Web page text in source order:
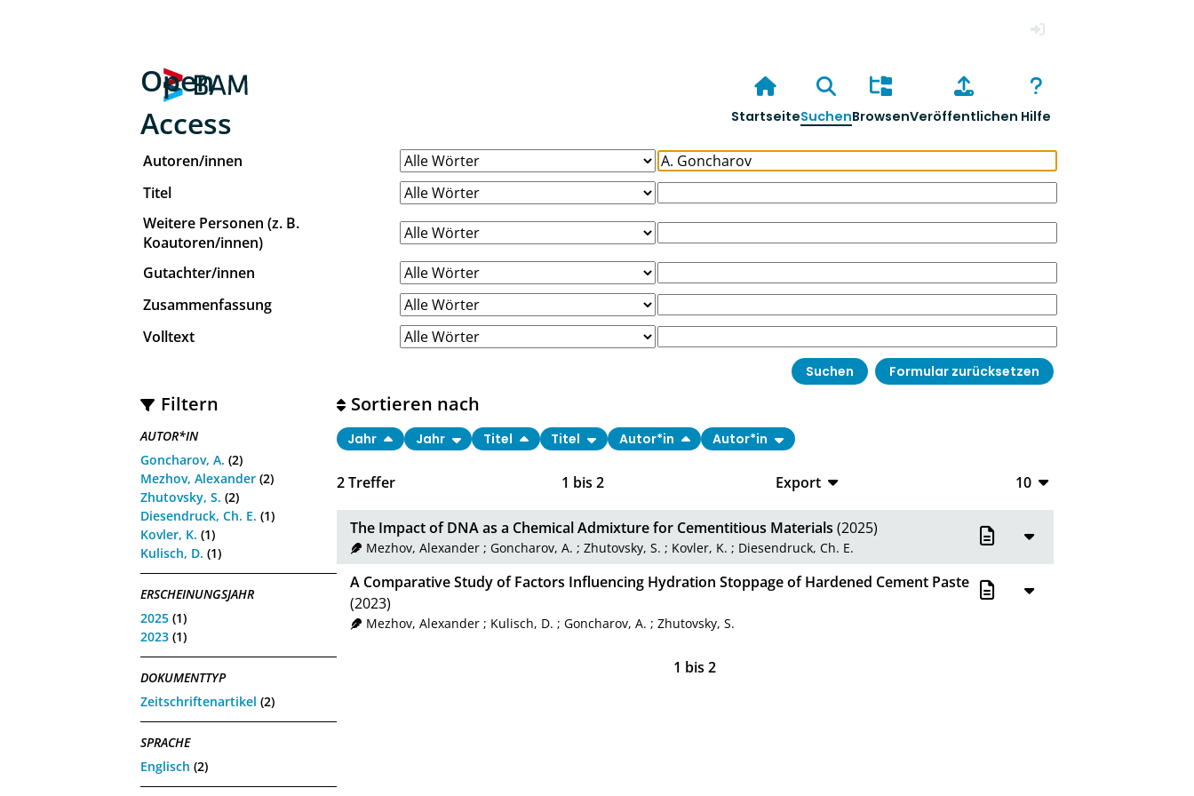
Open
Access
StartseiteSuchenBrowsenVeröffentlichen Hilfe
Autoren/innen
Titel
Weitere Personen (z. B.
Koautoren/innen)
Gutachter/innen
Zusammenfassung
Volltext
Filtern
AUTOR*IN
Goncharov, A. (2)
Mezhov, Alexander (2)
Zhutovsky, S. (2)
Diesendruck, Ch. E. (1)
Kovler, K. (1)
Kulisch, D. (1)
ERSCHEINUNGSJAHR
2025 (1)
2023 (1)
DOKUMENTTYP
Zeitschriftenartikel (2)
SPRACHE
Englisch (2)
2Treffer 1 bis 2
Export
CSV
RIS
XML
10
10
20
Sortieren nach
Jahr Jahr Titel Titel Autor*in Autor*in
The Impact of DNA as a Chemical Admixture for Cementitious Materials (2025)
Mezhov, Alexander ; Goncharov, A. ;Zhutovsky, S. ; Kovler, K. ; Diesendruck, Ch. E.
A Comparative Study of Factors Influencing Hydration Stoppage of Hardened Cement Paste
(2023)
Mezhov, Alexander ; Kulisch, D. ;Goncharov, A. ;Zhutovsky, S.
1 bis2